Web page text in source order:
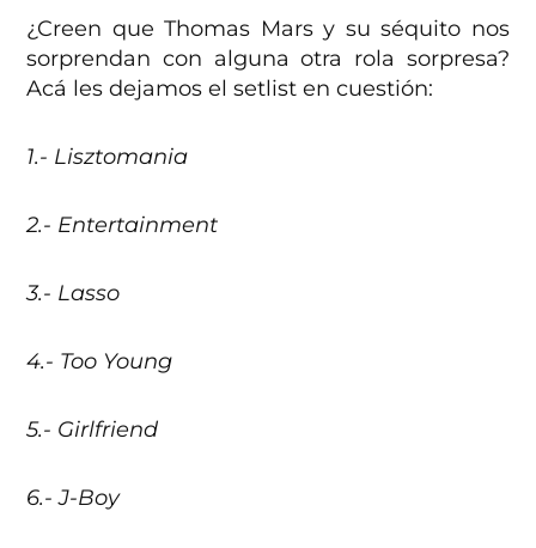
¿Creen que Thomas Mars y su séquito nos
sorprendan con alguna otra rola sorpresa?
Acá les dejamos el setlist en cuestión:
1.- Lisztomania
2.- Entertainment
3.- Lasso
4.- Too Young
5.- Girlfriend
6.- J-Boy